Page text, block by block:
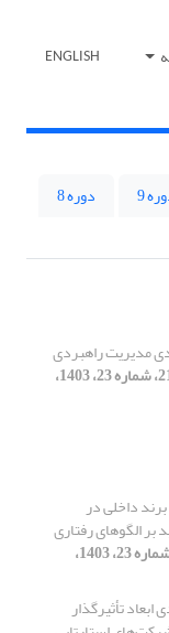
ENGLISH
9
دوره 8
مدیریت راهبردی
[دوره 21، شماره 23، 1403،
داخلی در
بر الگوهای رفتاری
[دوره 21، شماره 23، 1403،
تأثیرگذار